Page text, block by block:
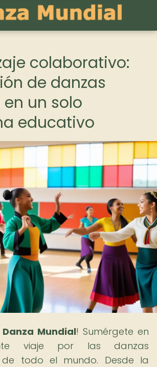
colaborativo:
de danzas
un solo
educativo
Danza Mundial! Sumérgete en
viaje por las danzas
de todo el mundo. Desde la